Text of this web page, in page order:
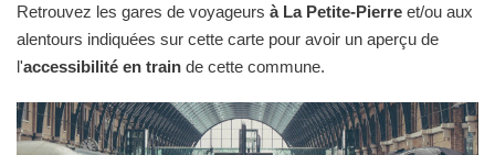
Retrouvez les gares de voyageurs à La Petite-Pierre et/ou aux
alentours indiquées sur cette carte pour avoir un aperçu de
l'accessibilité en train de cette commune.